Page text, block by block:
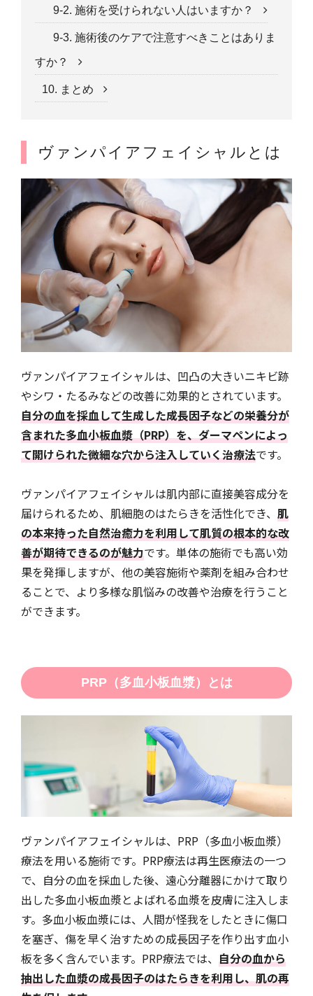
9-2. 施術を受けられない人はいますか？
9-3. 施術後のケアで注意すべきことはありま
すか？
10. まとめ
ヴァンパイアフェイシャルとは
ヴァンパイアフェイシャルは、凹凸の大きいニキビ跡
やシワ・たるみなどの改善に効果的とされています。
自分の血を採血して生成した成長因子などの栄養分が
含まれた多血小板血漿（PRP）を、ダーマペンによっ
て開けられた微細な穴から注入していく治療法です。
ヴァンパイアフェイシャルは肌内部に直接美容成分を
届けられるため、肌細胞のはたらきを活性化でき、 肌
の本来持った自然治癒力を利用して肌質の根本的な改
善が期待できるのが魅力です。単体の施術でも高い効
果を発揮しますが、他の美容施術や薬剤を組み合わせ
ることで、より多様な肌悩みの改善や治療を行うこと
ができます。
PRP（多血小板血漿）とは
ヴァンパイアフェイシャルは、PRP（多血小板血漿）
療法を用いる施術です。PRP療法は再生医療法の一つ
で、自分の血を採血した後、遠心分離器にかけて取り
出した多血小板血漿とよばれる血漿を皮膚に注入しま
す。多血小板血漿には、人間が怪我をしたときに傷口
を塞ぎ、傷を早く治すための成長因子を作り出す血小
板を多く含んでいます。PRP療法では、 自分の血から
抽出した血漿の成長因子のはたらきを利用し、肌の再